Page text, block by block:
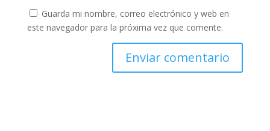
Guarda mi nombre, correo electrónico y web en
este navegador para la próxima vez que comente.